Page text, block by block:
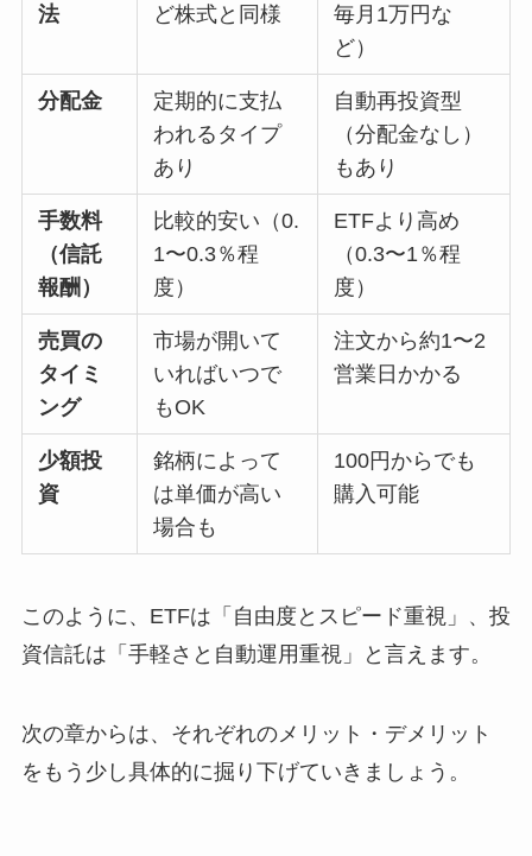
法
ど株式と同様
毎月1万円な
ど）
分配金
定期的に支払
われるタイプ
あり
自動再投資型
（分配金なし）
もあり
手数料
（信託
報酬）
比較的安い（0.
1〜0.3％程
度）
ETFより高め
（0.3〜1％程
度）
売買の
タイミ
ング
市場が開いて
いればいつで
もOK
注文から約1〜2
営業日かかる
少額投
資
銘柄によって
は単価が高い
場合も
100円からでも
購入可能
このように、ETFは「自由度とスピード重視」、投
資信託は「手軽さと自動運用重視」と言えます。
次の章からは、それぞれのメリット・デメリット
をもう少し具体的に掘り下げていきましょう。